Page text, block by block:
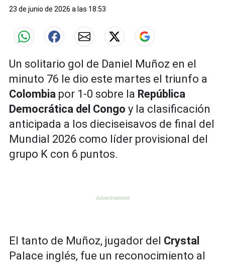
seconds
23 de junio de 2026 a las 18:53
Un solitario gol de Daniel Muñoz en el
minuto 76 le dio este martes el triunfo a
Colombia por 1-0 sobre la República
Democrática del Congo y la clasificación
anticipada a los dieciseisavos de final del
Mundial 2026 como líder provisional del
grupo K con 6 puntos.
El tanto de Muñoz, jugador del Crystal
Palace inglés, fue un reconocimiento al